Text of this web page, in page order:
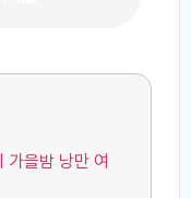
을밤 낭만 여